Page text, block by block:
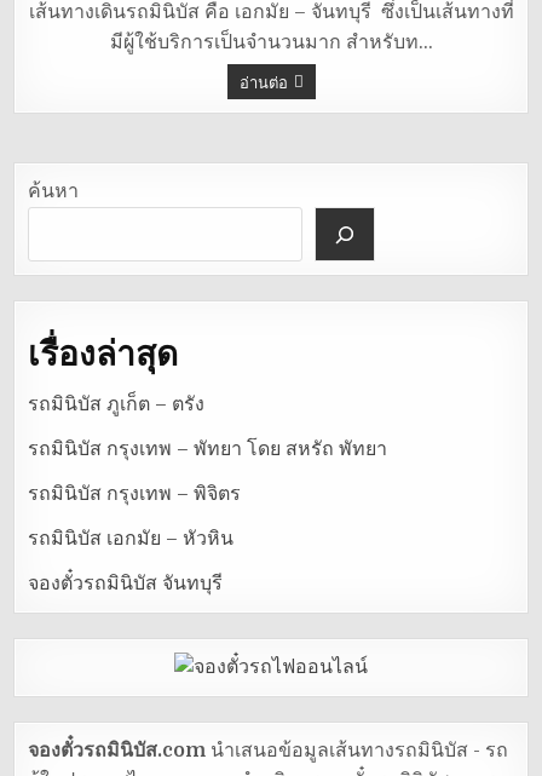
บัส
–
เส้นทางเดินรถมินิบัส คือ เอกมัย – จันทบุรี ซึ่งเป็นเส้นทางที่
มีผู้ใช้บริการเป็นจำนวนมาก สำหรับท…
อ่านต่อ
ค้นหา
เรื่องล่าสุด
รถมินิบัส ภูเก็ต – ตรัง
รถมินิบัส กรุงเทพ – พัทยา โดย สหรัถ พัทยา
รถมินิบัส กรุงเทพ – พิจิตร
รถมินิบัส เอกมัย – หัวหิน
จองตั๋วรถมินิบัส จันทบุรี
จองตั๋วรถมินิบัส.com นำเสนอข้อมูลเส้นทางรถมินิบัส - รถ